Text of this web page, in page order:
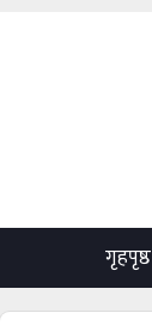
गृहपृष्ठ